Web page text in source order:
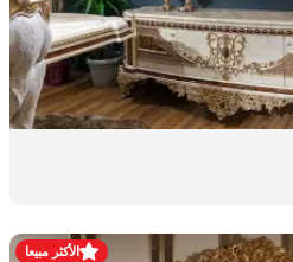
الأكثر مبيعا